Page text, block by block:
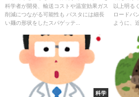
ス削減につながる可能性も～
科学者が開発、輸送コストや温室効果ガス
削減につながる可能性も パスタには細長
い麺の形状をしたスパゲッテ...
以上明る
ロードバ
ように、
科学